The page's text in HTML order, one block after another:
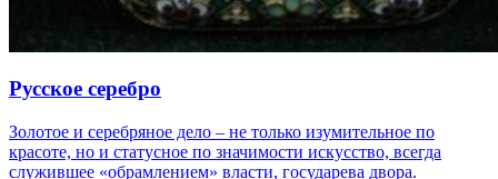
Русское серебро
Золотое и серебряное дело – не только изумительное по
красоте, но и статусное по значимости искусство, всегда
служившее «обрамлением» власти, государева двора.